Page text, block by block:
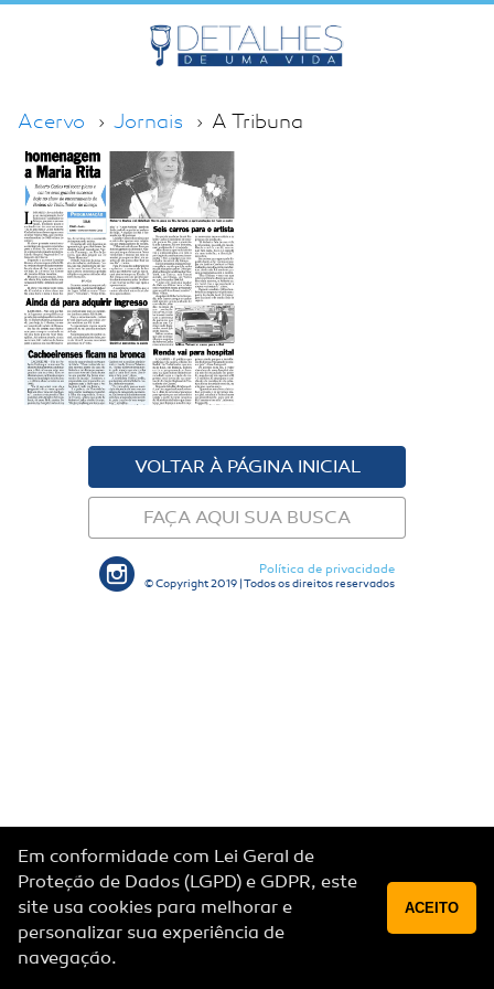
Acervo Jornais A Tribuna
VOLTAR À PÁGINA INICIAL
FAÇA AQUI SUA BUSCA
Política de privacidade
© Copyright 2019 | Todos os direitos reservados
Em conformidade com Lei Geral de
Proteção de Dados (LGPD) e GDPR, este
site usa cookies para melhorar e
personalizar sua experiência de
navegação.
ACEITO